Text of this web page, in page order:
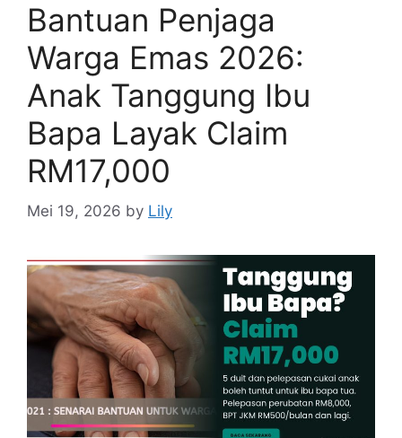
Bantuan Penjaga
Warga Emas 2026:
Anak Tanggung Ibu
Bapa Layak Claim
RM17,000
Mei 19, 2026 by Lily